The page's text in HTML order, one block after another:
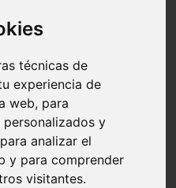
técnicas de
experiencia de
web, para
y
analizar el
y para comprender
visitantes.
Seijo wa Hakudaku
en Español